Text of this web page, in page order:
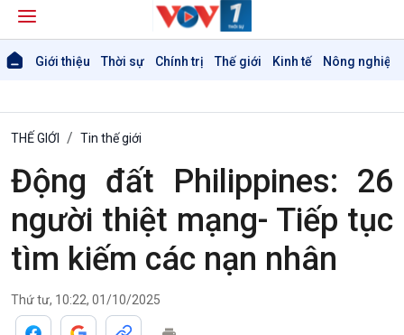
Giới thiệu Thời sự Chính trị Thế giới Kinh tế Nông nghiệp
THẾ GIỚI Tin thế giới
Động đất Philippines: 26
người thiệt mạng- Tiếp tục
tìm kiếm các nạn nhân
Thứ tư, 10:22, 01/10/2025